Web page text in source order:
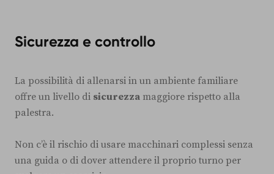
Sicurezza e controllo
La possibilità di allenarsi in un ambiente familiare
offre un livello di sicurezza maggiore rispetto alla
palestra.
Non c’è il rischio di usare macchinari complessi senza
una guida o di dover attendere il proprio turno per